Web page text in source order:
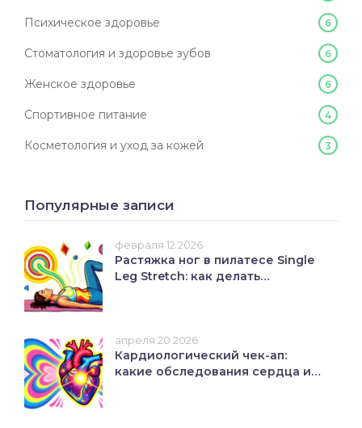
Психическое здоровье 6
Стоматология и здоровье зубов 6
Женское здоровье 6
Спортивное питание 4
Косметология и уход за кожей 3
Популярные записи
февраля 12 2026
Растяжка ног в пилатесе Single
Leg Stretch: как делать
апреля 20 2026
Кардиологический чек-ап:
какие обследования сердца и